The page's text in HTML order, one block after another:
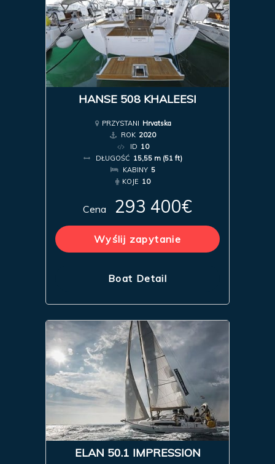
HANSE 508 KHALEESI
PRZYSTANI Hrvatska
ROK 2020
ID 10
DŁUGOŚĆ 15,55 m (51 ft)
KABINY 5
KOJE 10
Cena 293 400€
Wyślij zapytanie
Boat Detail
ELAN 50.1 IMPRESSION